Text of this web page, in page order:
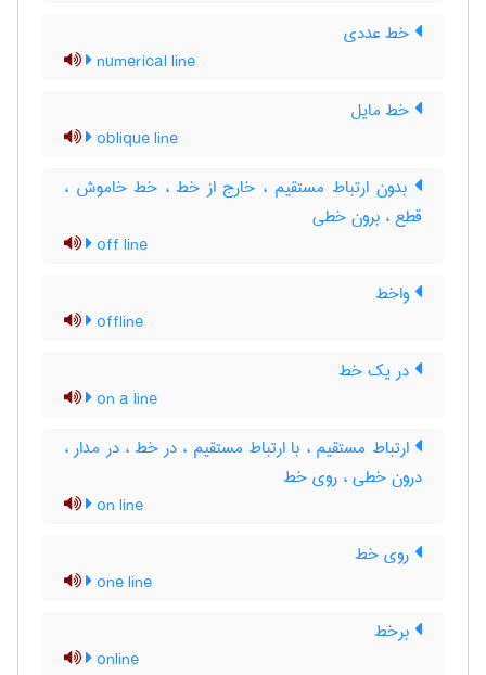
خط عددی
numerical line
خط مایل
oblique line
بدون ارتباط مستقیم ، خارج از خط ، خط خاموش ،
قطع ، برون خطی
off line
واخط
offline
در یک خط
on a line
ارتباط مستقیم ، با ارتباط مستقیم ، در خط ، در مدار ،
درون خطی ، روی خط
on line
روی خط
one line
برخط
online